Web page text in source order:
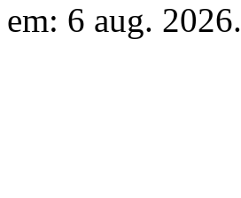
em: 6 aug. 2026.